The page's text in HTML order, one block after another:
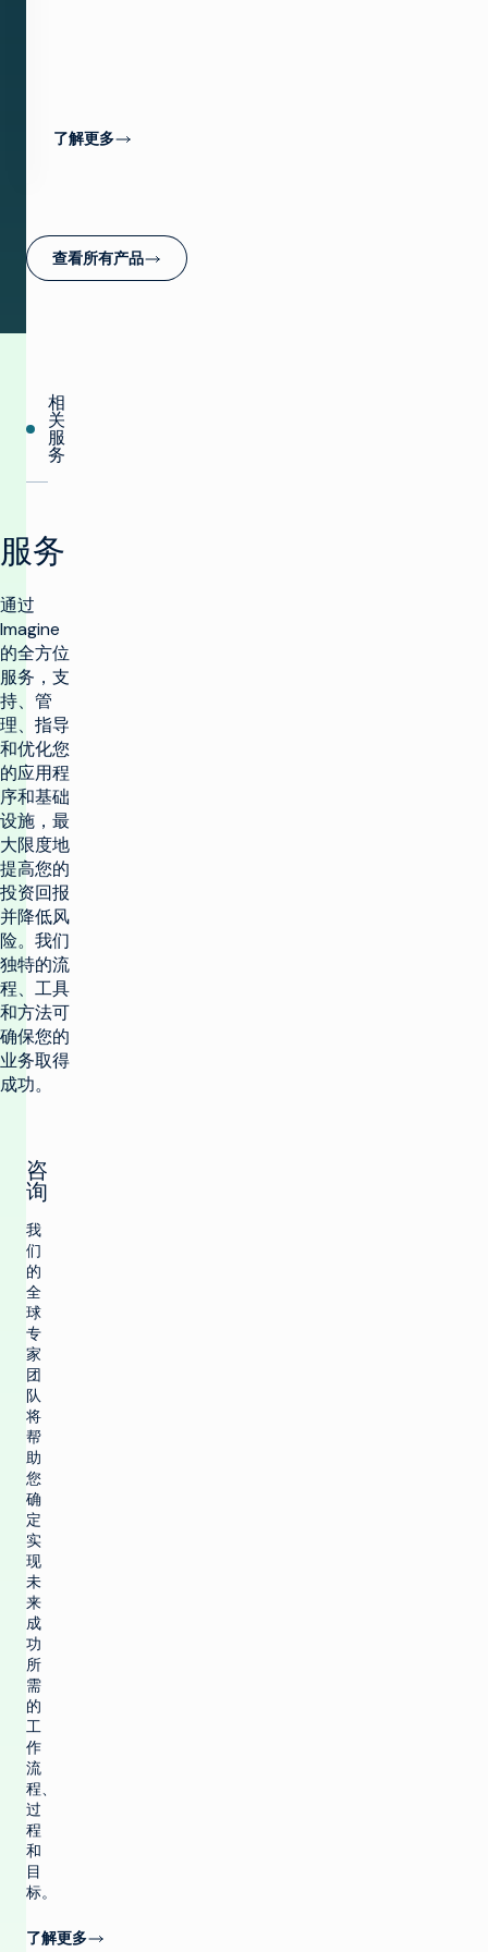
了解更多
查看所有产品
相
关
服
务
服务
通过
Imagine
的全方位
服务，支
持、管
理、指导
和优化您
的应用程
序和基础
设施，最
大限度地
提高您的
投资回报
并降低风
险。我们
独特的流
程、工具
和方法可
确保您的
业务取得
成功。
咨
询
我
们
的
全
球
专
家
团
队
将
帮
助
您
确
定
实
现
未
来
成
功
所
需
的
工
作
流
程、
过
程
和
目
标。
了解更多